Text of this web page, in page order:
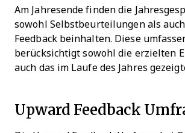
Am Jahresende finden die
sowohl Selbstbeurteilungen als
Feedback beinhalten. Diese
berücksichtigt sowohl die erzielten
auch das im Laufe des Jahres
Upward Feedback